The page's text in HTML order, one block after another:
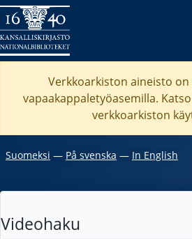
Verkkoarkiston aineisto on
vapaakappaletyöasemilla. Katso
verkkoarkiston
Suomeksi ― På svenska ― In English
Videohaku